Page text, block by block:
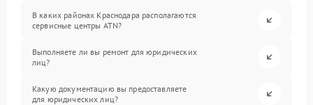
В каких районах Краснодара располагаются
сервисные центры ATN?
Выполняете ли вы ремонт для юридических
лиц?
Какую документацию вы предоставляете
для юридических лиц?